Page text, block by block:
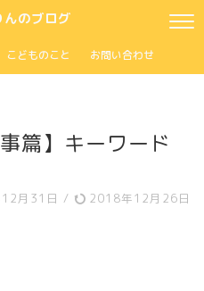
んのブログ
こどものこと お問い合わせ
篇】キーワード
月31日 / 2018年12月26日